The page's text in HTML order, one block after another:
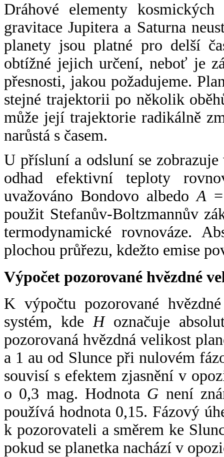
Dráhové elementy
gravitace Jupitera a Saturna
planety jsou platné pro delší
obtížné jejich určení, neboť je
přesnosti, jakou požadujeme.
stejné trajektorii po několik
může její trajektorie radikálně
narůstá s časem.
U přísluní a odsluní se
odhad efektivní teploty
uvažováno Bondovo albedoA
použit Stefanův-Boltzmannův
termodynamické rovnováze.
plochou průřezu, kdežto emise
Výpočet pozorované hvězdné
K výpočtu pozorované
systém, kde Hoznačuje
pozorovaná hvězdná velikost
a 1 au od Slunce při nulovém
souvisí s efektem zjasnění v
o 0,3 mag. Hodnota G není
používá hodnota 0,15. Fázový
k pozorovateli a směrem ke
pokud se planetka nachází v